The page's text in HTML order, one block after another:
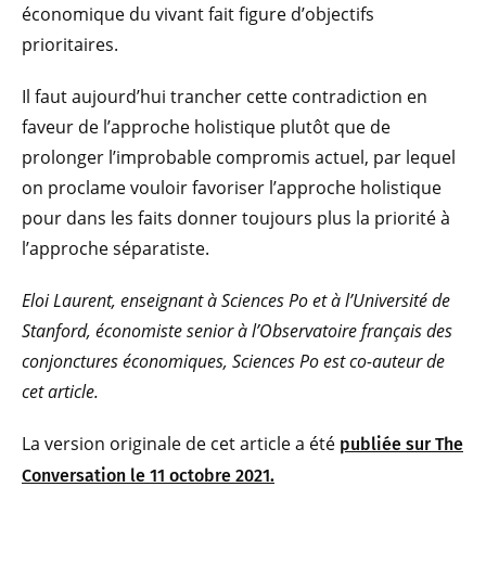
économique du vivant fait figure d’objectifs
prioritaires.
Il faut aujourd’hui trancher cette contradiction en
faveur de l’approche holistique plutôt que de
prolonger l’improbable compromis actuel, par lequel
on proclame vouloir favoriser l’approche holistique
pour dans les faits donner toujours plus la priorité à
l’approche séparatiste.
Eloi Laurent, enseignant à Sciences Po et à l’Université de
Stanford, économiste senior à l’Observatoire français des
conjonctures économiques, Sciences Po est co-auteur de
cet article.
La version originale de cet article a été publiée sur The
Conversation le 11 octobre 2021.